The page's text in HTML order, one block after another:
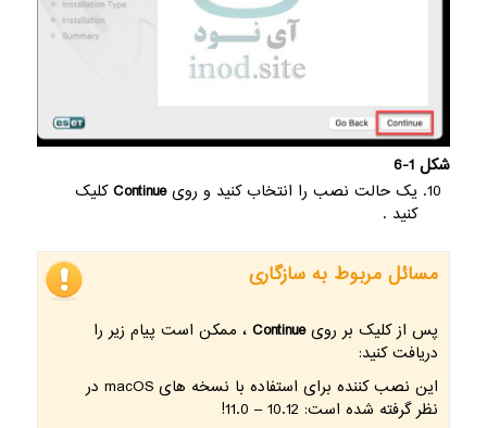
شکل 1-6
یک حالت نصب را انتخاب کنید و رویContinueکلیک
کنید .
مسائل مربوط به سازگاری
پس از کلیک بر رویContinue، ممکن است پیام زیر را
دریافت کنید:
این نصب کننده برای استفاده با نسخه های macOS در
نظر گرفته شده است: 10.12 – 11.0!